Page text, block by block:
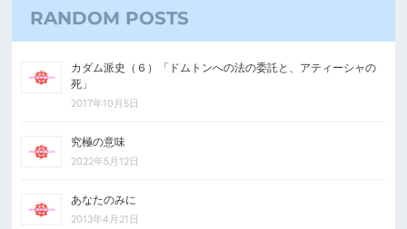
RANDOM POSTS
カダム派史（６）「ドムトンへの法の委託と、アティーシャの
死」
2017年10月5日
究極の意味
2022年5月12日
あなたのみに
2013年4月21日